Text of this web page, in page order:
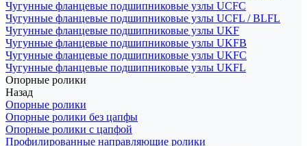
Чугунные фланцевые подшипниковые узлы UCFC
Чугунные фланцевые подшипниковые узлы UCFL / BLFL
Чугунные фланцевые подшипниковые узлы UKF
Чугунные фланцевые подшипниковые узлы UKFB
Чугунные фланцевые подшипниковые узлы UKFC
Чугунные фланцевые подшипниковые узлы UKFL
Опорные ролики
Назад
Опорные ролики
Опорные ролики без цапфы
Опорные ролики с цапфой
Профилированные направляющие ролики